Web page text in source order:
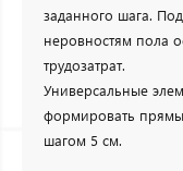
заданного шага.
неровностям пола
трудозатрат.
Универсальные
формировать
шагом 5 см.